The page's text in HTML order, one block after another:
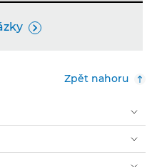

Zpět nahoru